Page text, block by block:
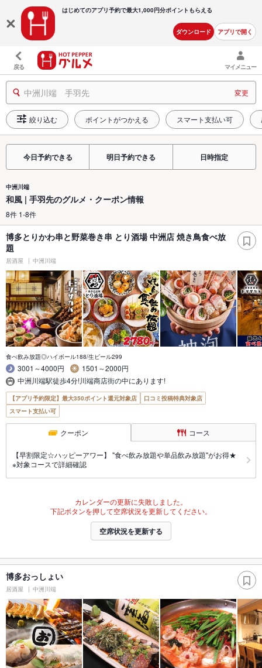
はじめてのアプリ予約で最大1,000円分ポイントもらえる
ダウンロード アプリで開く
戻る マイメニュー
中洲川端 手羽先 変更
絞り込む ポイントがつかえる スマート支払い可
今日予約できる 明日予約できる 日時指定
中洲川端
和風 | 手羽先のグルメ・クーポン情報
8件 1-8件
博多とりかわ串と野菜巻き串 とり酒場 中洲店 焼き鳥食べ放
題
居酒屋 中洲川端
食べ飲み放題◎ハイボール188/生ビール299
3001～4000円
1501～2000円
中洲川端駅徒歩4分!川端商店街の中にあります!
【アプリ予約限定】最大350ポイント還元対象店
口コミ投稿特典対象店
スマート支払い可
クーポン コース
【早割限定☆ハッピーアワー】 "食べ飲み放題や単品飲み放題"がお得★
※対象コースで詳細確認
カレンダーの更新に失敗しました。
下記ボタンを押して空席状況を更新してください。
空席状況を更新する
博多おっしょい
居酒屋 中洲川端